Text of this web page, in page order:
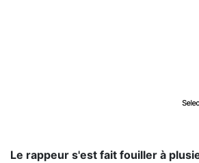
Le rappeur s'est fait fouiller à